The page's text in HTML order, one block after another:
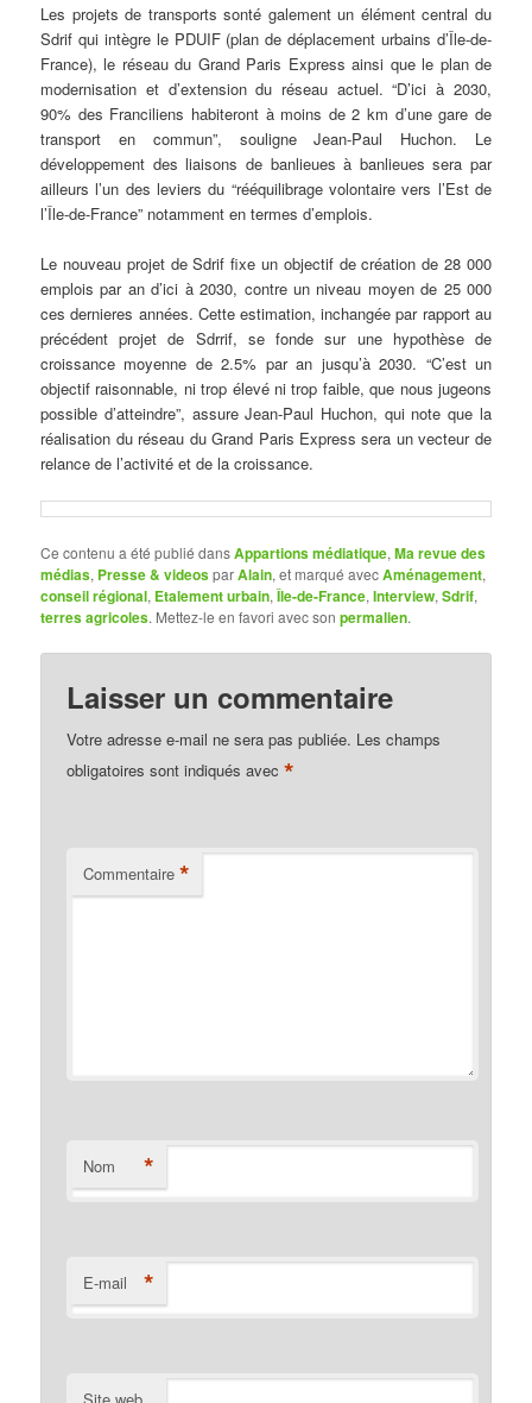
Les projets de transports sonté galement un élément central du
Sdrif qui intègre le PDUIF (plan de déplacement urbains d’Île-de-
France), le réseau du Grand Paris Express ainsi que le plan de
modernisation et d’extension du réseau actuel. “D’ici à 2030,
90% des Franciliens habiteront à moins de 2 km d’une gare de
transport en commun”, souligne Jean-Paul Huchon. Le
développement des liaisons de banlieues à banlieues sera par
ailleurs l’un des leviers du “rééquilibrage volontaire vers l’Est de
l’Île-de-France” notamment en termes d’emplois.
Le nouveau projet de Sdrif fixe un objectif de création de 28 000
emplois par an d’ici à 2030, contre un niveau moyen de 25 000
ces dernieres années. Cette estimation, inchangée par rapport au
précédent projet de Sdrrif, se fonde sur une hypothèse de
croissance moyenne de 2.5% par an jusqu’à 2030. “C’est un
objectif raisonnable, ni trop élevé ni trop faible, que nous jugeons
possible d’atteindre”, assure Jean-Paul Huchon, qui note que la
réalisation du réseau du Grand Paris Express sera un vecteur de
relance de l’activité et de la croissance.
Ce contenu a été publié dansAppartions médiatique,Ma revue des
médias, Presse & videosparAlain, et marqué avecAménagement,
conseil régional, Etalement urbain,Île-de-France,Interview,Sdrif,
terres agricoles. Mettez-le en favori avec sonpermalien.
Laisser un commentaire
Votre adresse e-mail ne sera pas publiée. Les champs
obligatoires sont indiqués avec*
Commentaire *
Nom *
E-mail *